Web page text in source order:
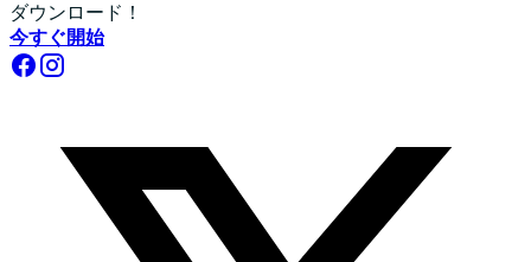
ダウンロード！
今すぐ開始